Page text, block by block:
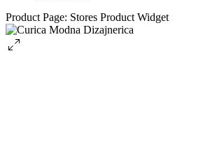
Product Page: Stores Product Widget